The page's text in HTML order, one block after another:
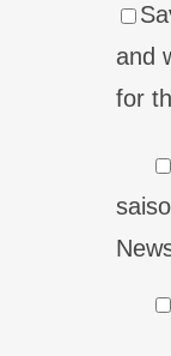
and
for